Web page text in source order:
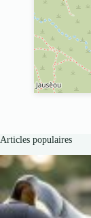
Articles populaires